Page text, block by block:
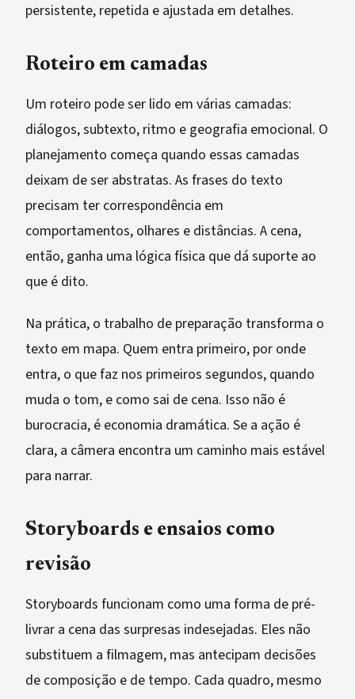
persistente, repetida e ajustada em detalhes.
Roteiro em camadas
Um roteiro pode ser lido em várias camadas:
diálogos, subtexto, ritmo e geografia emocional. O
planejamento começa quando essas camadas
deixam de ser abstratas. As frases do texto
precisam ter correspondência em
comportamentos, olhares e distâncias. A cena,
então, ganha uma lógica física que dá suporte ao
que é dito.
Na prática, o trabalho de preparação transforma o
texto em mapa. Quem entra primeiro, por onde
entra, o que faz nos primeiros segundos, quando
muda o tom, e como sai de cena. Isso não é
burocracia, é economia dramática. Se a ação é
clara, a câmera encontra um caminho mais estável
para narrar.
Storyboards e ensaios como
revisão
Storyboards funcionam como uma forma de pré-
livrar a cena das surpresas indesejadas. Eles não
substituem a filmagem, mas antecipam decisões
de composição e de tempo. Cada quadro, mesmo